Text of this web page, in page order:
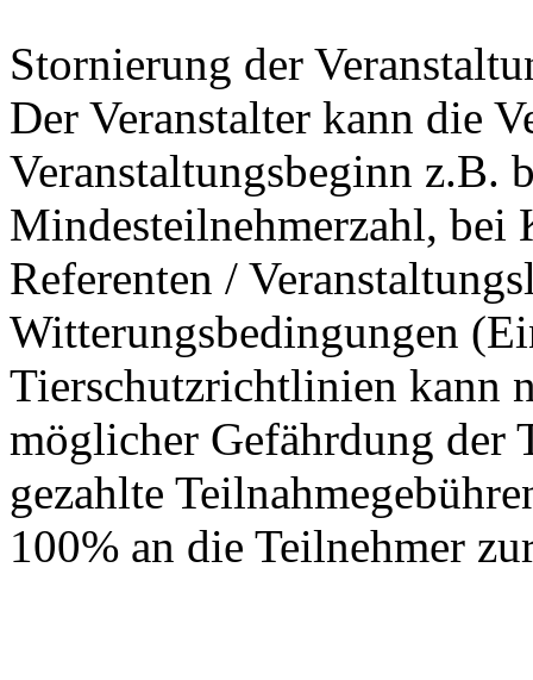
Stornierung der
Der Veranstalter kann die
Veranstaltungsbeginn z.B.
Mindesteilnehmerzahl, bei
Referenten /
Witterungsbedingungen
Tierschutzrichtlinien kann
möglicher Gefährdung der
gezahlte
100% an die Teilnehmer